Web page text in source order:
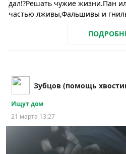
дал!?Решать чужие жизни.Пан
частью лживы,Фальшивы и
Зубцов (помощь
Ищут дом
21 марта 13:27